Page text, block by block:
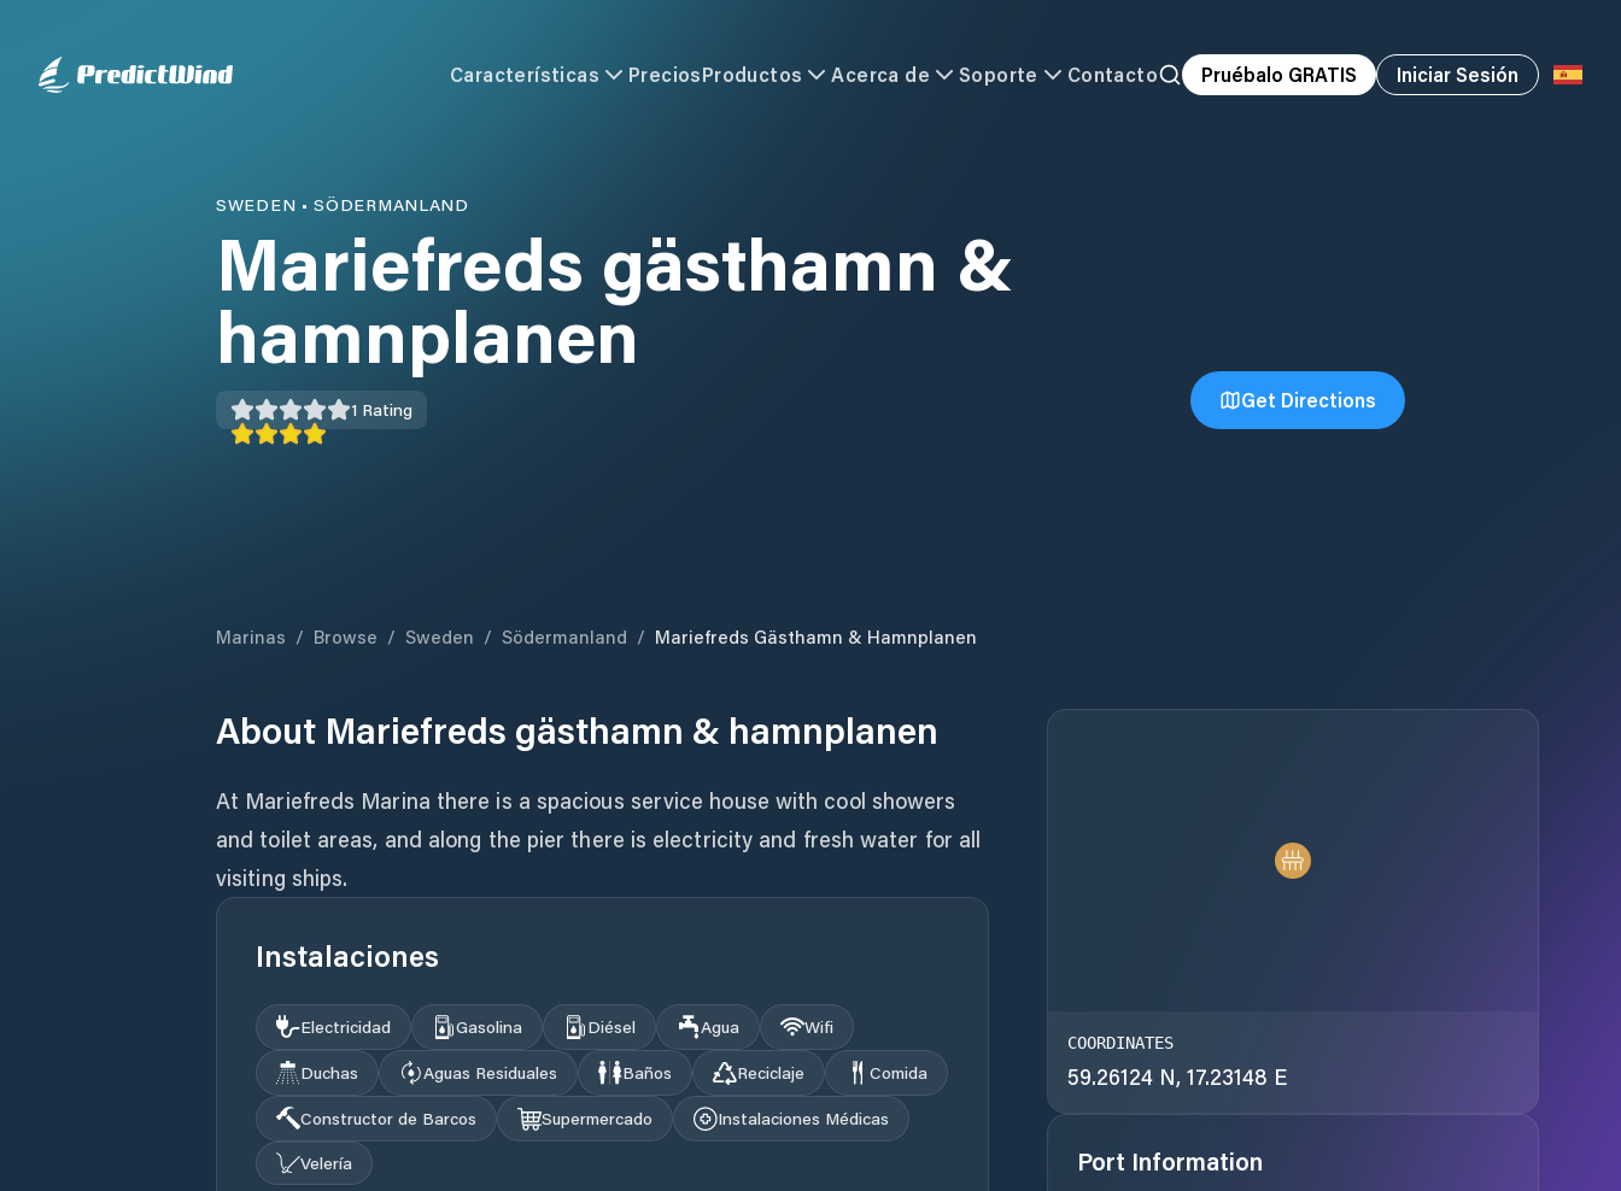
Características PreciosProductos Acerca de Soporte Contacto Pruébalo GRATIS Iniciar Sesión
SWEDEN •SÖDERMANLAND
Mariefreds gästhamn &
hamnplanen
1 Rating Get Directions
Marinas / Browse / Sweden / Södermanland / Mariefreds Gästhamn & Hamnplanen
About Mariefreds gästhamn & hamnplanen
At Mariefreds Marina there is a spacious service house with cool showers
and toilet areas, and along the pier there is electricity and fresh water for all
visiting ships.
Instalaciones
Electricidad Gasolina Diésel Agua
Wifi
Duchas
Aguas Residuales Baños Reciclaje
Comida
Constructor de Barcos
Supermercado
Instalaciones Médicas
Velería
COORDINATES
59.26124 N, 17.23148 E
Port Information